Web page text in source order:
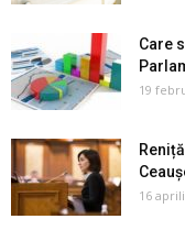
Care
19
16